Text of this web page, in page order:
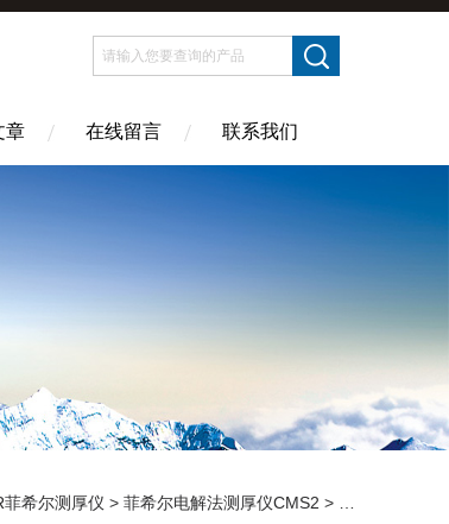
章 在线留言 联系我们
希尔测厚仪 > 菲希尔电解法测厚仪CMS2 > 菲希尔Couloscope CMS2 Fischer测厚仪